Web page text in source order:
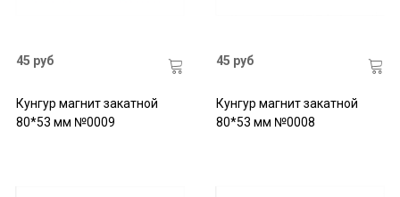
45 руб
Кунгур магнит закатной
80*53 мм №0009
45 руб
Кунгур магнит закатной
80*53 мм №0008